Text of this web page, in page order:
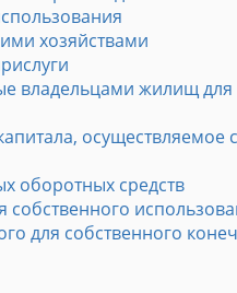
хозяйствами
владельцами жилищ для
осуществляемое
оборотных средств
для собственного